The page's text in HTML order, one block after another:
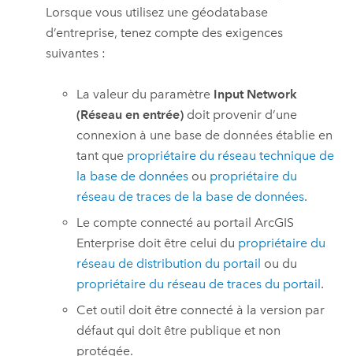
Lorsque vous utilisez une géodatabase
d’entreprise, tenez compte des exigences
suivantes :
La valeur du paramètre Input Network
(Réseau en entrée) doit provenir d’une
connexion à une base de données établie en
tant que propriétaire du réseau technique de
la base de données ou propriétaire du
réseau de traces de la base de données.
Le compte connecté au portailArcGIS
Enterprise doit être celui du propriétaire du
réseau de distribution du portail ou du
propriétaire du réseau de traces du portail.
Cet outil doit être connecté à la version par
défaut qui doit être publique et non
protégée.